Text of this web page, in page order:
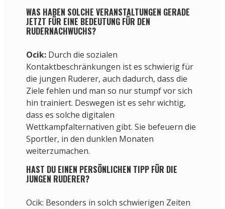
WAS HABEN SOLCHE VERANSTALTUNGEN GERADE
JETZT FÜR EINE BEDEUTUNG FÜR DEN
RUDERNACHWUCHS?
Ocik:Durch die sozialen
Kontaktbeschränkungen ist es schwierig für
die jungen Ruderer, auch dadurch, dass die
Ziele fehlen und man so nur stumpf vor sich
hin trainiert. Deswegen ist es sehr wichtig,
dass es solche digitalen
Wettkampfalternativen gibt. Sie befeuern die
Sportler, in den dunklen Monaten
weiterzumachen.
HAST DU EINEN PERSÖNLICHEN TIPP FÜR DIE
JUNGEN RUDERER?
Ocik: Besonders in solch schwierigen Zeiten